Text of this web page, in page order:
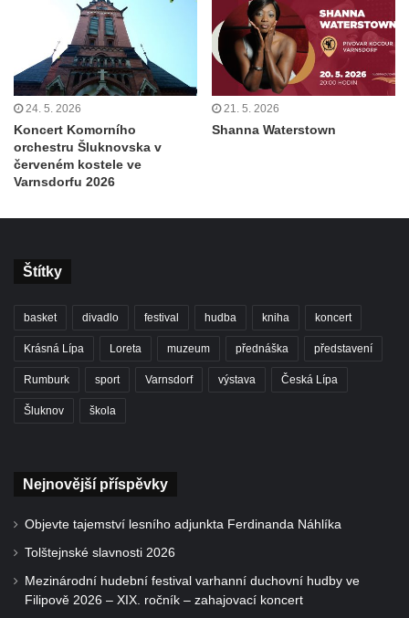
24. 5. 2026
Koncert Komorního
orchestru Šluknovska v
červeném kostele ve
Varnsdorfu 2026
21. 5. 2026
Shanna Waterstown
Štítky
basket divadlo festival hudba kniha koncert
Krásná Lípa Loreta muzeum přednáška představení
Rumburk sport Varnsdorf výstava Česká Lípa
Šluknov škola
Nejnovější příspěvky
Objevte tajemství lesního adjunkta Ferdinanda Náhlíka
Tolštejnské slavnosti 2026
Mezinárodní hudební festival varhanní duchovní hudby ve
Filipově 2026 – XIX. ročník – zahajovací koncert